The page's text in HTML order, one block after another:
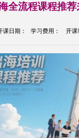
开课通知 在
全流程课程推
课日期： 学习费用： 开课